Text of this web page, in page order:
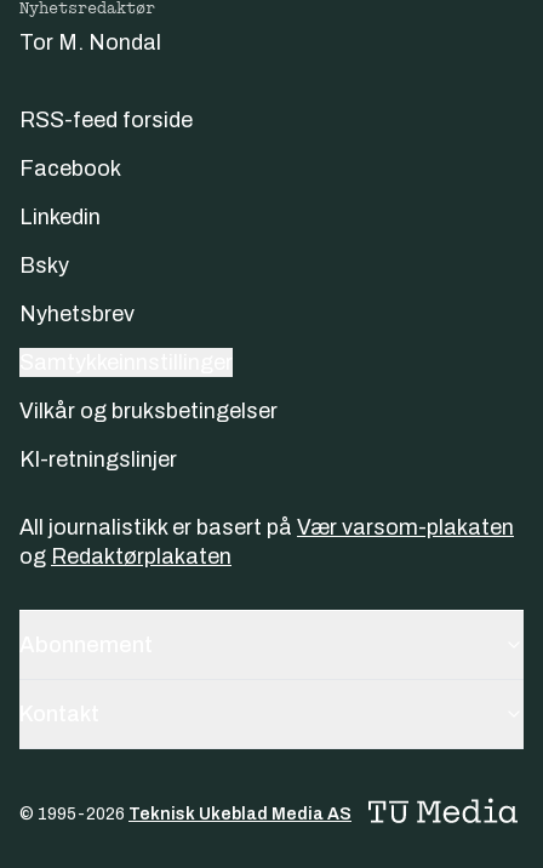
Nyhetsredaktør
Tor M. Nondal
RSS-feed forside
Facebook
Linkedin
Bsky
Nyhetsbrev
Vilkår og bruksbetingelser
KI-retningslinjer
All journalistikk er basert på Vær varsom-plakaten
og Redaktørplakaten
© 1995-2026 Teknisk Ukeblad Media AS